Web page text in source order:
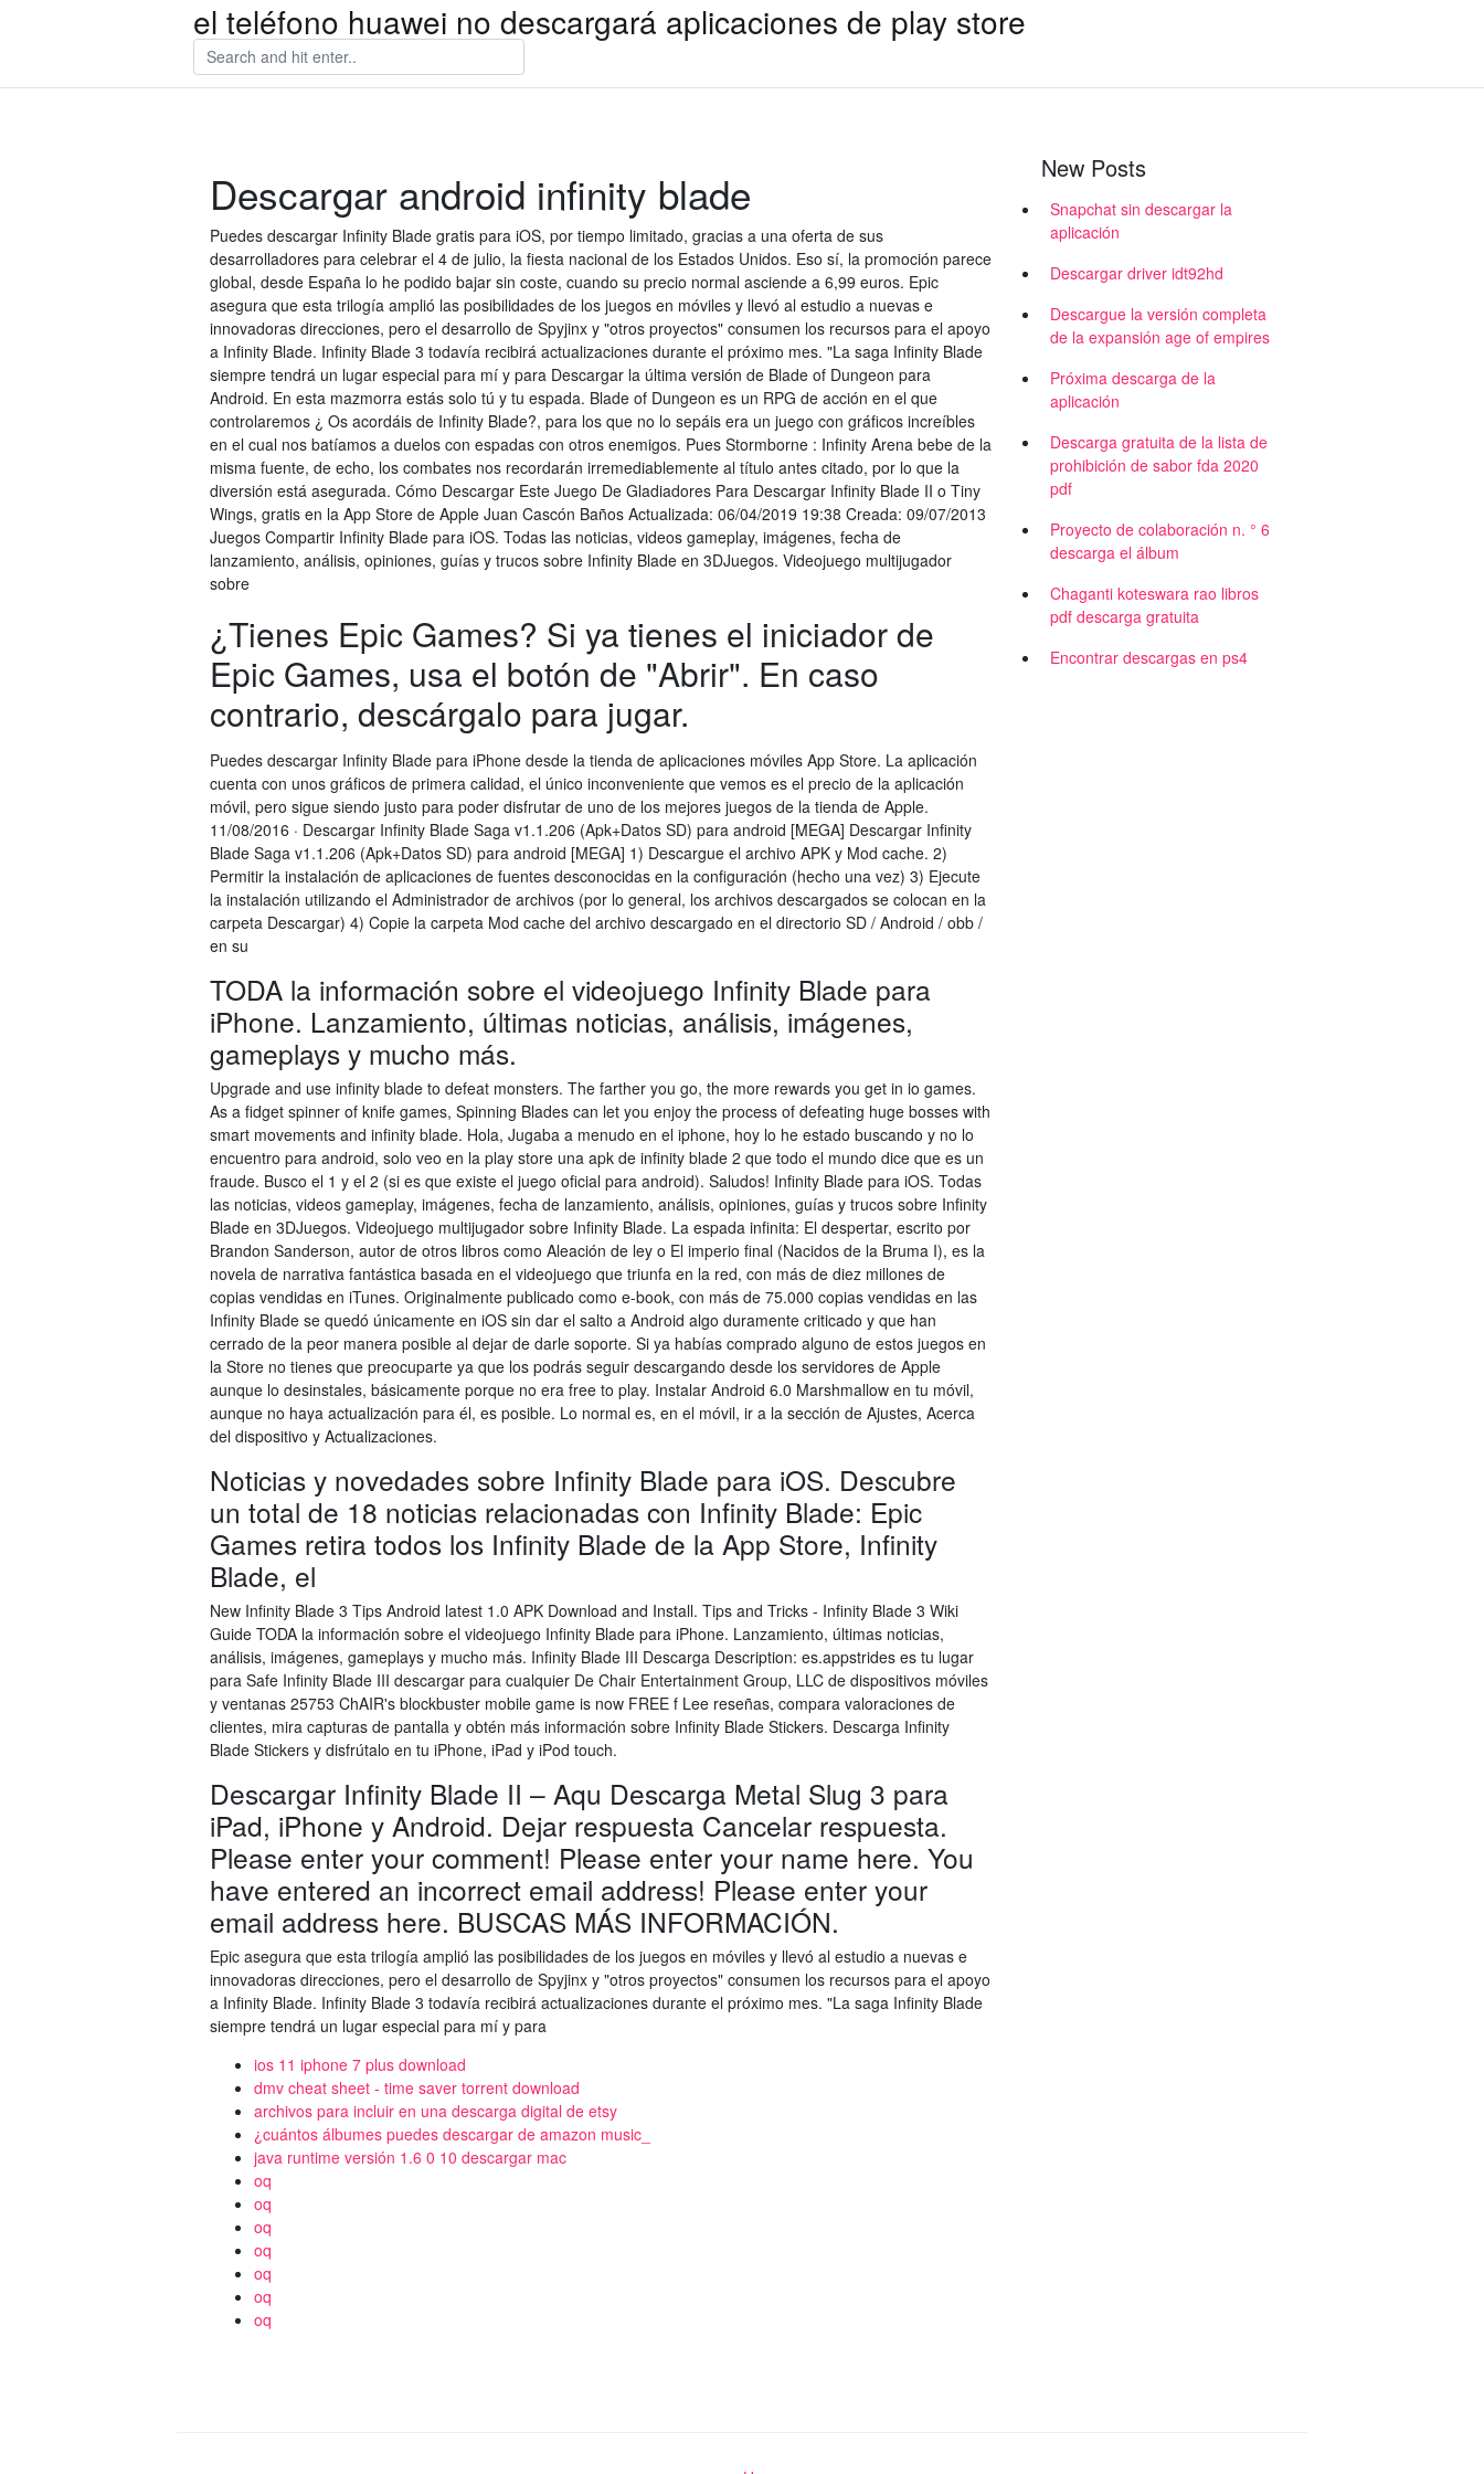
el teléfono huawei no descargará aplicaciones de play store
Descargar android infinity blade
Puedes descargar Infinity Blade gratis para iOS, por tiempo limitado, gracias a una oferta de sus
desarrolladores para celebrar el 4 de julio, la fiesta nacional de los Estados Unidos. Eso sí, la promoción parece
global, desde España lo he podido bajar sin coste, cuando su precio normal asciende a 6,99 euros. Epic
asegura que esta trilogía amplió las posibilidades de los juegos en móviles y llevó al estudio a nuevas e
innovadoras direcciones, pero el desarrollo de Spyjinx y "otros proyectos" consumen los recursos para el apoyo
a Infinity Blade. Infinity Blade 3 todavía recibirá actualizaciones durante el próximo mes. "La saga Infinity Blade
siempre tendrá un lugar especial para mí y para Descargar la última versión de Blade of Dungeon para
Android. En esta mazmorra estás solo tú y tu espada. Blade of Dungeon es un RPG de acción en el que
controlaremos ¿ Os acordáis de Infinity Blade?, para los que no lo sepáis era un juego con gráficos increíbles
en el cual nos batíamos a duelos con espadas con otros enemigos. Pues Stormborne : Infinity Arena bebe de la
misma fuente, de echo, los combates nos recordarán irremediablemente al título antes citado, por lo que la
diversión está asegurada. Cómo Descargar Este Juego De Gladiadores Para Descargar Infinity Blade II o Tiny
Wings, gratis en la App Store de Apple Juan Cascón Baños Actualizada: 06/04/2019 19:38 Creada: 09/07/2013
Juegos Compartir Infinity Blade para iOS. Todas las noticias, videos gameplay, imágenes, fecha de
lanzamiento, análisis, opiniones, guías y trucos sobre Infinity Blade en 3DJuegos. Videojuego multijugador
sobre
¿Tienes Epic Games? Si ya tienes el iniciador de
Epic Games, usa el botón de "Abrir". En caso
contrario, descárgalo para jugar.
Puedes descargar Infinity Blade para iPhone desde la tienda de aplicaciones móviles App Store. La aplicación
cuenta con unos gráficos de primera calidad, el único inconveniente que vemos es el precio de la aplicación
móvil, pero sigue siendo justo para poder disfrutar de uno de los mejores juegos de la tienda de Apple.
11/08/2016 · Descargar Infinity Blade Saga v1.1.206 (Apk+Datos SD) para android [MEGA] Descargar Infinity
Blade Saga v1.1.206 (Apk+Datos SD) para android [MEGA] 1) Descargue el archivo APK y Mod cache. 2)
Permitir la instalación de aplicaciones de fuentes desconocidas en la configuración (hecho una vez) 3) Ejecute
la instalación utilizando el Administrador de archivos (por lo general, los archivos descargados se colocan en la
carpeta Descargar) 4) Copie la carpeta Mod cache del archivo descargado en el directorio SD / Android / obb /
en su
TODA la información sobre el videojuego Infinity Blade para
iPhone. Lanzamiento, últimas noticias, análisis, imágenes,
gameplays y mucho más.
Upgrade and use infinity blade to defeat monsters. The farther you go, the more rewards you get in io games.
As a fidget spinner of knife games, Spinning Blades can let you enjoy the process of defeating huge bosses with
smart movements and infinity blade. Hola, Jugaba a menudo en el iphone, hoy lo he estado buscando y no lo
encuentro para android, solo veo en la play store una apk de infinity blade 2 que todo el mundo dice que es un
fraude. Busco el 1 y el 2 (si es que existe el juego oficial para android). Saludos! Infinity Blade para iOS. Todas
las noticias, videos gameplay, imágenes, fecha de lanzamiento, análisis, opiniones, guías y trucos sobre Infinity
Blade en 3DJuegos. Videojuego multijugador sobre Infinity Blade. La espada infinita: El despertar, escrito por
Brandon Sanderson, autor de otros libros como Aleación de ley o El imperio final (Nacidos de la Bruma I), es la
novela de narrativa fantástica basada en el videojuego que triunfa en la red, con más de diez millones de
copias vendidas en iTunes. Originalmente publicado como e-book, con más de 75.000 copias vendidas en las
Infinity Blade se quedó únicamente en iOS sin dar el salto a Android algo duramente criticado y que han
cerrado de la peor manera posible al dejar de darle soporte. Si ya habías comprado alguno de estos juegos en
la Store no tienes que preocuparte ya que los podrás seguir descargando desde los servidores de Apple
aunque lo desinstales, básicamente porque no era free to play. Instalar Android 6.0 Marshmallow en tu móvil,
aunque no haya actualización para él, es posible. Lo normal es, en el móvil, ir a la sección de Ajustes, Acerca
del dispositivo y Actualizaciones.
Noticias y novedades sobre Infinity Blade para iOS. Descubre
un total de 18 noticias relacionadas con Infinity Blade: Epic
Games retira todos los Infinity Blade de la App Store, Infinity
Blade, el
New Infinity Blade 3 Tips Android latest 1.0 APK Download and Install. Tips and Tricks - Infinity Blade 3 Wiki
Guide TODA la información sobre el videojuego Infinity Blade para iPhone. Lanzamiento, últimas noticias,
análisis, imágenes, gameplays y mucho más. Infinity Blade III Descarga Description: es.appstrides es tu lugar
para Safe Infinity Blade III descargar para cualquier De Chair Entertainment Group, LLC de dispositivos móviles
y ventanas 25753 ChAIR's blockbuster mobile game is now FREE f ‎Lee reseñas, compara valoraciones de
clientes, mira capturas de pantalla y obtén más información sobre Infinity Blade Stickers. Descarga Infinity
Blade Stickers y disfrútalo en tu iPhone, iPad y iPod touch.
Descargar Infinity Blade II – Aqu Descarga Metal Slug 3 para
iPad, iPhone y Android. Dejar respuesta Cancelar respuesta.
Please enter your comment! Please enter your name here. You
have entered an incorrect email address! Please enter your
email address here. BUSCAS MÁS INFORMACIÓN.
Epic asegura que esta trilogía amplió las posibilidades de los juegos en móviles y llevó al estudio a nuevas e
innovadoras direcciones, pero el desarrollo de Spyjinx y "otros proyectos" consumen los recursos para el apoyo
a Infinity Blade. Infinity Blade 3 todavía recibirá actualizaciones durante el próximo mes. "La saga Infinity Blade
siempre tendrá un lugar especial para mí y para
ios 11 iphone 7 plus download
dmv cheat sheet - time saver torrent download
archivos para incluir en una descarga digital de etsy
¿cuántos álbumes puedes descargar de amazon music_
java runtime versión 1.6 0 10 descargar mac
oq
oq
oq
oq
oq
oq
oq
New Posts
Snapchat sin descargar la
aplicación
Descargar driver idt92hd
Descargue la versión completa
de la expansión age of empires
Próxima descarga de la
aplicación
Descarga gratuita de la lista de
prohibición de sabor fda 2020
pdf
Proyecto de colaboración n. ° 6
descarga el álbum
Chaganti koteswara rao libros
pdf descarga gratuita
Encontrar descargas en ps4